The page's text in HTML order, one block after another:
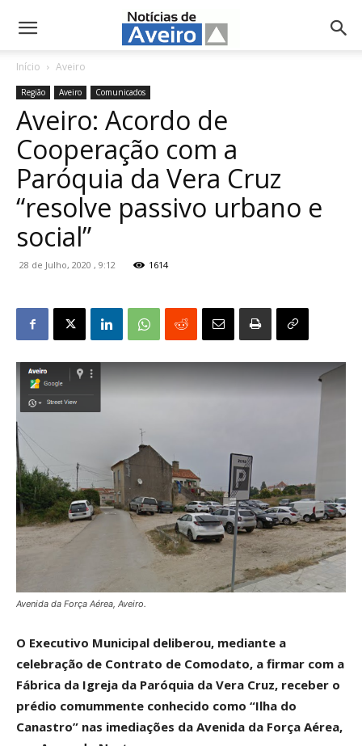
NotíciasdeAveiro.pt
Início Aveiro
Região Aveiro Comunicados
Aveiro: Acordo de
Cooperação com a
Paróquia da Vera Cruz
“resolve passivo urbano e
social”
28 de Julho, 2020 , 9:12 1614
Avenida da Força Aérea, Aveiro.
O Executivo Municipal deliberou, mediante a
celebração de Contrato de Comodato, a firmar com a
Fábrica da Igreja da Paróquia da Vera Cruz, receber o
prédio comummente conhecido como “Ilha do
Canastro” nas imediações da Avenida da Força Aérea,